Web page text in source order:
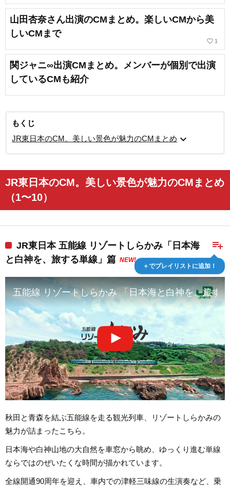
山田杏奈さん出演のCMまとめ。楽しいCMから美
しいCMまで
favorite_border 1
関ジャニ∞出演CMまとめ。メンバーが個別で出演
しているCMも紹介
もくじ
JR東日本のCM。美しい景色が魅力のCMまとめ expand_more
JR東日本のCM。美しい景色が魅力のCMまとめ
（1〜10）
playlist_add
＋でプレイリストに追加！
JR東日本 五能線 リゾートしらかみ「日本海
と白神を、旅する単線」篇 NEW!
五能線 リゾートしらかみ 「日本海と白神を、旅す
秋田と青森を結ぶ五能線を走る観光列車、リゾートしらかみの
魅力が詰まったこちら。
日本海や白神山地の大自然を車窓から眺め、ゆっくり進む単線
ならではのぜいたくな時間が描かれています。
全線開通90周年を迎え、車内での津軽三味線の生演奏など、乗